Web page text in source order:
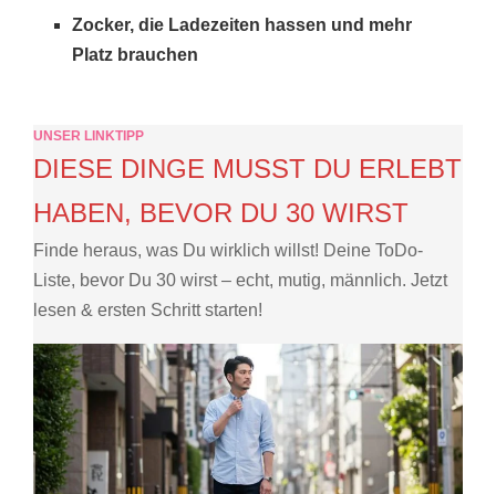
Zocker, die Ladezeiten hassen und mehr
Platz brauchen
UNSER LINKTIPP
DIESE DINGE MUSST DU ERLEBT
HABEN, BEVOR DU 30 WIRST
Finde heraus, was Du wirklich willst! Deine ToDo-
Liste, bevor Du 30 wirst – echt, mutig, männlich. Jetzt
lesen & ersten Schritt starten!